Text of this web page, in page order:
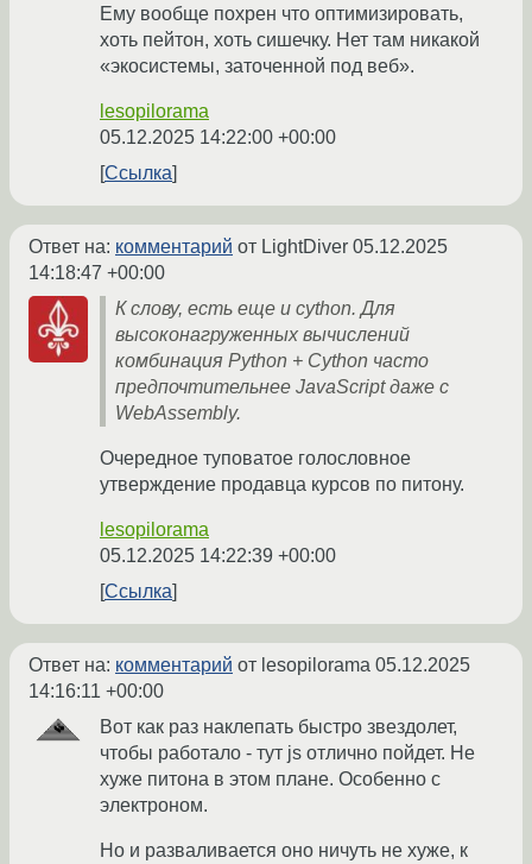
Ему вообще похрен что оптимизировать,
хоть пейтон, хоть сишечку. Нет там никакой
«экосистемы, заточенной под веб».
lesopilorama
05.12.2025 14:22:00 +00:00
Ссылка
Ответ на: комментарий от LightDiver 05.12.2025
14:18:47 +00:00
К слову, есть еще и cython. Для
высоконагруженных вычислений
комбинация Python + Cython часто
предпочтительнее JavaScript даже с
WebAssembly.
Очередное туповатое голословное
утверждение продавца курсов по питону.
lesopilorama
05.12.2025 14:22:39 +00:00
Ссылка
Ответ на: комментарий от lesopilorama 05.12.2025
14:16:11 +00:00
Вот как раз наклепать быстро звездолет,
чтобы работало - тут js отлично пойдет. Не
хуже питона в этом плане. Особенно с
электроном.
Но и разваливается оно ничуть не хуже, к